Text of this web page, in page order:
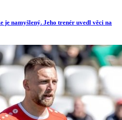
je namyšlený. Jeho trenér uvedl věci na